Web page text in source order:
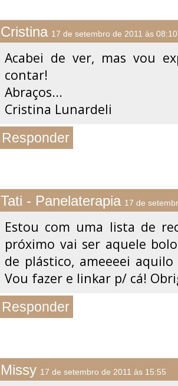
Cristina 17 de setembro de 2011 às 08:10
Acabei de ver, mas vou
contar!
Abraços...
Cristina Lunardeli
Responder
Tati - Panelaterapia 17 de
Estou com uma lista de
próximo vai ser aquele
de plástico, ameeeei
Vou fazer e linkar p/ cá!
Responder
Missy 17 de setembro de 2011 às 15:55